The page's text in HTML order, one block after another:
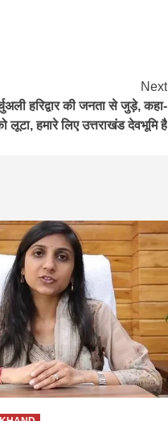
Next
हरिद्वार की जनता से जुड़े, कहा-
लूटा, हमारे लिए उत्तराखंड देवभूमि है